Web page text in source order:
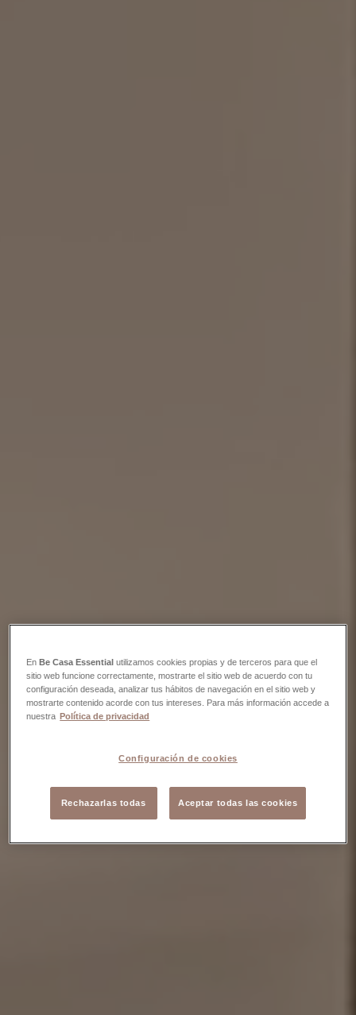
En Be Casa Essential utilizamos cookies propias y de terceros para que el
sitio web funcione correctamente, mostrarte el sitio web de acuerdo con tu
configuración deseada, analizar tus hábitos de navegación en el sitio web y
mostrarte contenido acorde con tus intereses. Para más información accede a
nuestra Política de privacidad
Configuración de cookies
Rechazarlas todas Aceptar todas las cookies